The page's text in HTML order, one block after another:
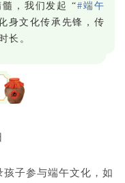
，我们发起 “#端午
身文化传承先锋，传
长。
孩子参与端午文化，如